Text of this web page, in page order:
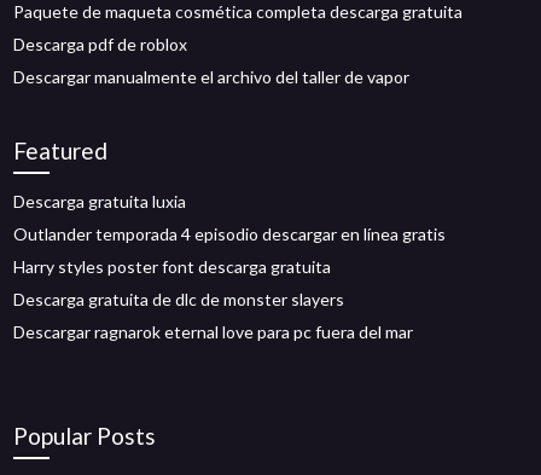
Paquete de maqueta cosmética completa descarga gratuita
Descarga pdf de roblox
Descargar manualmente el archivo del taller de vapor
Featured
Descarga gratuita luxia
Outlander temporada 4 episodio descargar en línea gratis
Harry styles poster font descarga gratuita
Descarga gratuita de dlc de monster slayers
Descargar ragnarok eternal love para pc fuera del mar
Popular Posts